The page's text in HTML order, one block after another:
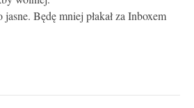
Będę mniej płakał za Inboxem